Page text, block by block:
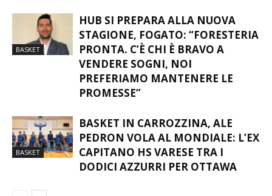
BASKET
HUB SI PREPARA ALLA NUOVA
STAGIONE, FOGATO: “FORESTERIA
PRONTA. C’È CHI È BRAVO A
VENDERE SOGNI, NOI
PREFERIAMO MANTENERE LE
PROMESSE”
BASKET
BASKET IN CARROZZINA, ALE
PEDRON VOLA AL MONDIALE: L’EX
CAPITANO HS VARESE TRA I
DODICI AZZURRI PER OTTAWA